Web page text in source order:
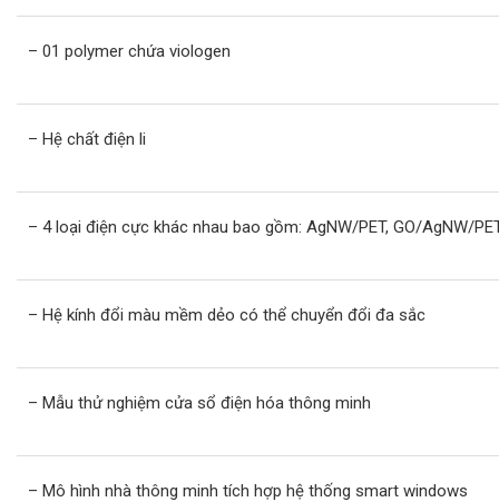
– 01 polymer chứa viologen
– Hệ chất điện li
– 4 loại điện cực khác nhau bao gồm: AgNW/PET, GO/AgNW/
– Hệ kính đổi màu mềm dẻo có thể chuyển đổi đa sắc
– Mẫu thử nghiệm cửa sổ điện hóa thông minh
– Mô hình nhà thông minh tích hợp hệ thống smart windows